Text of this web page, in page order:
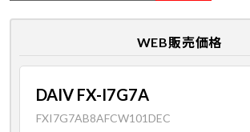
WEB販売価格
DAIV FX-I7G7A
FXI7G7AB8AFCW101DEC